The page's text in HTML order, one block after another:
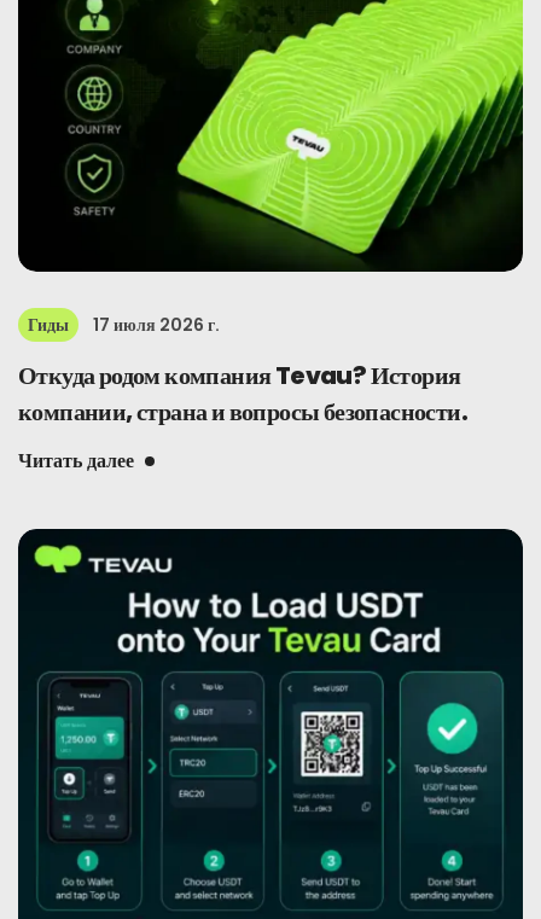
Гиды 17 июля 2026 г.
Откуда родом компания Tevau? История
компании, страна и вопросы безопасности.
Читать далее